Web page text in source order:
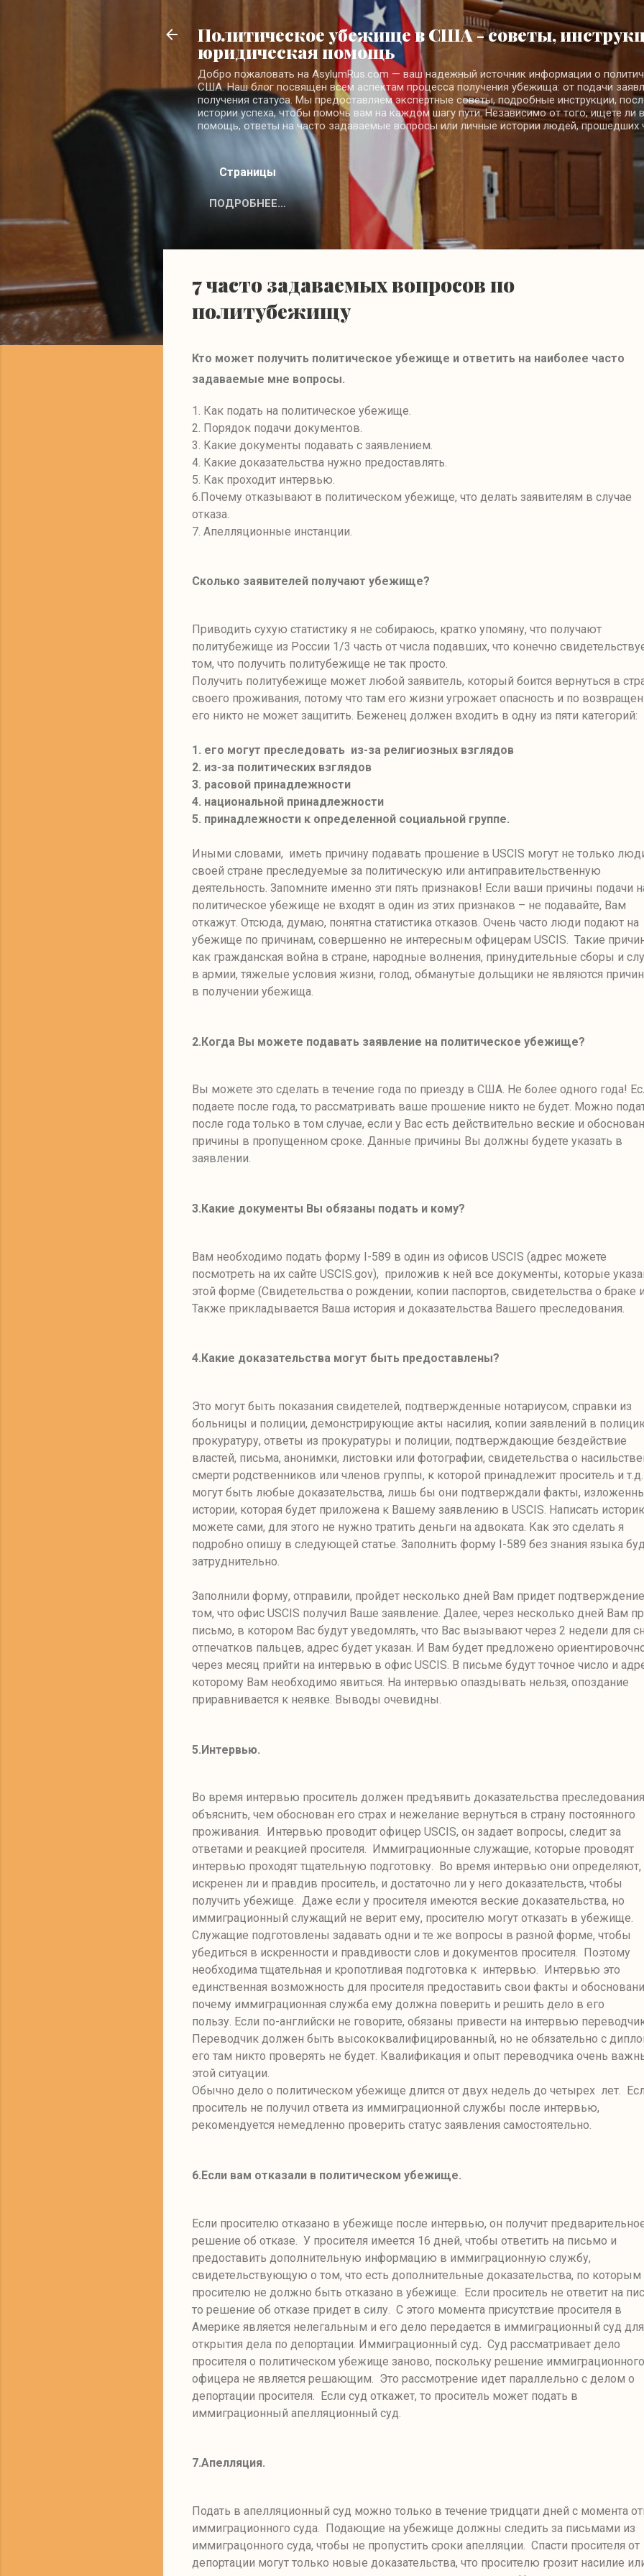
К основному контенту
Политическое убежище в США - советы,
юридическая помощь
Добро пожаловать на AsylumRus.com — ваш надежный источник информации о
США. Наш блог посвящен всем аспектам процесса получения убежища: от подачи
получения статуса. Мы предоставляем экспертные советы, подробные инструкции,
истории успеха, чтобы помочь вам на каждом шагу пути. Независимо от того, ищете
помощь, ответы на часто задаваемые вопросы или личные истории людей, прошедших
Страницы
ПОДРОБНЕЕ…
7 часто задаваемых вопросов по
политубежищу
Кто может получить политическое убежище и ответить на наиболее часто
задаваемые мне вопросы.
1. Как подать на политическое убежище.
2. Порядок подачи документов.
3 . Какие документы подавать с заявлением
4 . Какие доказательства нужно предоставлять.
5. Как проходит интервью.
6 .Почему отказывают в политическом убежище, что делать заявителям в случае
отказа.
7. Апелляционные инстанции.
Сколько заявителей получают убежище?
Приводить сухую статистику я не собираюсь, кратко упомяну, что получают
политубежище из России 1/3 часть от числа подавших, что конечно
том, что получить политубежище не так просто.
Получить политубежище может любой заявитель, который боится вернуться в
своего проживания, потому что там его жизни угрожает опасность и по
его никто не может защитить. Беженец должен входить в одну из пяти категорий:
1. его могут преследовать из-за религиозных взглядов
2. из-за политических взглядов
3. расовой принадлежности
4. национальной принадлежности
5. принадлежности к определенной социальной группе.
Иными словами, иметь причину подавать прошение в USCIS могут не только
своей стране преследуемые за политическую или антиправительственную
деятельность. Запомните именно эти пять признаков! Если ваши причины подачи
политическое убежище не входят в один из этих признаков – не подавайте, Вам
откажут. Отсюда, думаю, понятна статистика отказов. Очень часто люди подают на
убежище по причинам, совершенно не интересным офицерам USCIS. Такие
как гражданская война в стране, народные волнения, принудительные сборы и
в армии, тяжелые условия жизни, голод, обманутые дольщики не являются
в получении убежища.
2.Когда Вы можете подавать заявление на политическое убежище?
Вы можете это сделать в течение года по приезду в США. Не более одного года!
подаете после года, то рассматривать ваше прошение никто не будет. Можно
после года только в том случае, если у Вас есть действительно веские и
причины в пропущенном сроке. Данные причины Вы должны будете указать в
заявлении.
3.Какие документы Вы обязаны подать и кому?
Вам необходимо подать форму I-589 в один из офисов USCIS (адрес можете
посмотреть на их сайте USCIS.gov), приложив к ней все документы, которые
этой форме (Свидетельства о рождении, копии паспортов, свидетельства о браке
Также прикладывается Ваша история и доказательства Вашего преследования.
4. Какие доказательства могут быть предоставлены?
Это могут быть показания свидетелей, подтвержденные нотариусом, справки из
больницы и полиции, демонстрирующие акты насилия, копии заявлений в
прокуратуру, ответы из прокуратуры и полиции, подтверждающие бездействие
властей, письма, анонимки, листовки или фотографии, свидетельства о
смерти родственников или членов группы, к которой принадлежит проситель и
могут быть любые доказательства, лишь бы они подтверждали факты,
истории, которая будет приложена к Вашему заявлению в USCIS. Написать
можете сами, для этого не нужно тратить деньги на адвоката. Как это сделать я
подробно опишу в следующей статье. Заполнить форму I-589 без знания языка
затруднительно.
Заполнили форму, отправили, пройдет несколько дней Вам придет
том, что офис USCIS получил Ваше заявление. Далее, через несколько дней Вам
письмо, в котором Вас будут уведомлять, что Вас вызывают через 2 недели для
отпечатков пальцев, адрес будет указан. И Вам будет предложено
через месяц прийти на интервью в офис USCIS. В письме будут точное число и
которому Вам необходимо явиться. На интервью опаздывать нельзя, опоздание
приравнивается к неявке. Выводы очевидны.
5.Интервью.
Во время интервью проситель должен предъявить доказательства
объяснить, чем обоснован его страх и нежелание вернуться в страну постоянного
проживания. Интервью проводит офицер USCIS, он задает вопросы, следит за
ответами и реакцией просителя. Иммиграционные служащие, которые проводят
интервью проходят тщательную подготовку. Во время интервью они определяют,
искренен ли и правдив проситель, и достаточно ли у него доказательств, чтобы
получить убежище. Даже если у просителя имеются веские доказательства, но
иммиграционный служащий не верит ему, просителю могут отказать в убежище.
Служащие подготовлены задавать одни и те же вопросы в разной форме, чтобы
убедиться в искренности и правдивости слов и документов просителя. Поэтому
необходима тщательная и кропотливая подготовка к интервью. Интервью это
единственная возможность для просителя предоставить свои факты и
почему иммиграционная служба ему должна поверить и решить дело в его
пользу. Если по-английски не говорите, обязаны привести на интервью
Переводчик должен быть высококвалифицированный, но не обязательно с
его там никто проверять не будет. Квалификация и опыт переводчика очень
этой ситуации.
Обычно дело о политическом убежище длится от двух недель до четырех лет.
проситель не получил ответа из иммиграционной службы после интервью,
рекомендуется немедленно проверить статус заявления самостоятельно.
6.Если вам отказали в политическом убежище.
Если просителю отказано в убежище после интервью, он получит
решение об отказе. У просителя имеется 16 дней, чтобы ответить на письмо и
предоставить дополнительную информацию в иммиграционную службу,
свидетельствующую о том, что есть дополнительные доказательства, по которым
просителю не должно быть отказано в убежище. Если проситель не ответит на
то решение об отказе придет в силу. С этого момента присутствие просителя в
Америке является нелегальным и его дело передается в иммиграционный суд для
открытия дела по депортации. Иммиграционный суд. Суд рассматривает дело
просителя о политическом убежище заново, поскольку решение иммиграционного
офицера не является решающим. Это рассмотрение идет параллельно с делом о
депортации просителя. Если суд откажет, то проситель может подать в
иммиграционный апелляционный суд.
7.Апелляция.
Подать в апелляционный суд можно только в течение тридцати дней с момента
иммиграционного суда. Подающие на убежище должны следить за письмами из
иммиграцонного суда, чтобы не пропустить сроки апелляции. Спасти просителя от
депортации могут только новые доказательства, что просителю грозит насилие